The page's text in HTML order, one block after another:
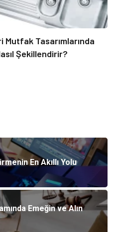
Mutfak Tasarımlarında
Şekillendirir?
En Akıllı Yolu
Emeğin ve Alın